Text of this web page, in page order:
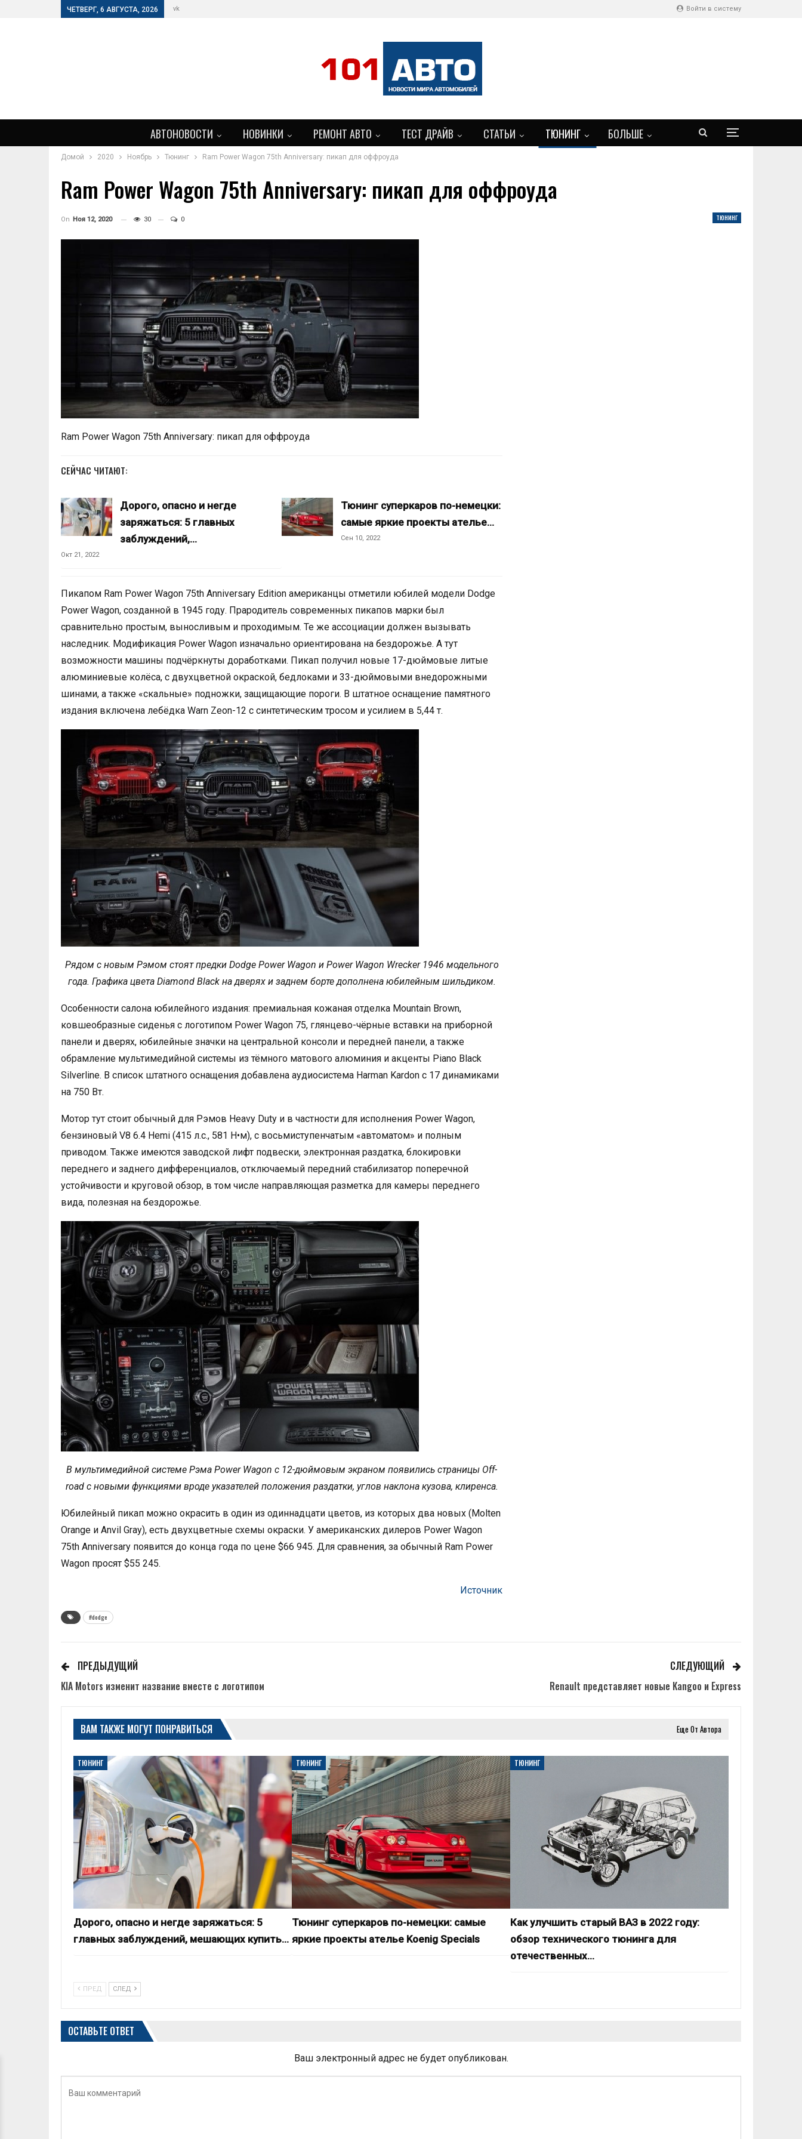
Войти в систему
ЧЕТВЕРГ, 6 АВГУСТА, 2026 vk
АВТОНОВОСТИ НОВИНКИ РЕМОНТ АВТО ТЕСТ ДРАЙВ СТАТЬИ ТЮНИНГ БОЛЬШЕ
Домой 2020 Ноябрь Тюнинг Ram Power Wagon 75th Anniversary: пикап для оффроуда
Ram Power Wagon 75th Anniversary: пикап для оффроуда
ТЮНИНГ
On Ноя 12, 2020 30 0
Ram Power Wagon 75th Anniversary: пикап для оффроуда
СЕЙЧАС ЧИТАЮТ:
Дорого, опасно и негде
заряжаться: 5 главных
заблуждений,…
Окт 21, 2022
Тюнинг суперкаров по-немецки:
самые яркие проекты ателье…
Сен 10, 2022
Пикапом Ram Power Wagon 75th Anniversary Edition американцы отметили юбилей модели Dodge
Power Wagon, созданной в 1945 году. Прародитель современных пикапов марки был
сравнительно простым, выносливым и проходимым. Те же ассоциации должен вызывать
наследник. Модификация Power Wagon изначально ориентирована на бездорожье. А тут
возможности машины подчёркнуты доработками. Пикап получил новые 17-дюймовые литые
алюминиевые колёса, с двухцветной окраской, бедлоками и 33-дюймовыми внедорожными
шинами, а также «скальные» подножки, защищающие пороги. В штатное оснащение памятного
издания включена лебёдка Warn Zeon-12 с синтетическим тросом и усилием в 5,44 т.
Рядом с новым Рэмом стоят предки Dodge Power Wagon и Power Wagon Wrecker 1946 модельного
года. Графика цвета Diamond Black на дверях и заднем борте дополнена юбилейным шильдиком.
Особенности салона юбилейного издания: премиальная кожаная отделка Mountain Brown,
ковшеобразные сиденья с логотипом Power Wagon 75, глянцево-чёрные вставки на приборной
панели и дверях, юбилейные значки на центральной консоли и передней панели, а также
обрамление мультимедийной системы из тёмного матового алюминия и акценты Piano Black
Silverline. В список штатного оснащения добавлена аудиосистема Harman Kardon с 17 динамиками
на 750 Вт.
Мотор тут стоит обычный для Рэмов Heavy Duty и в частности для исполнения Power Wagon,
бензиновый V8 6.4 Hemi (415 л.с., 581 Н•м), с восьмиступенчатым «автоматом» и полным
приводом. Также имеются заводской лифт подвески, электронная раздатка, блокировки
переднего и заднего дифференциалов, отключаемый передний стабилизатор поперечной
устойчивости и круговой обзор, в том числе направляющая разметка для камеры переднего
вида, полезная на бездорожье.
В мультимедийной системе Рэма Power Wagon с 12-дюймовым экраном появились страницы Off-
road с новыми функциями вроде указателей положения раздатки, углов наклона кузова, клиренса.
Юбилейный пикап можно окрасить в один из одиннадцати цветов, из которых два новых (Molten
Orange и Anvil Gray), есть двухцветные схемы окраски. У американских дилеров Power Wagon
75th Anniversary появится до конца года по цене $66 945. Для сравнения, за обычный Ram Power
Wagon просят $55 245.
Источник
#dodge
ПРЕДЫДУЩИЙ
KIA Motors изменит название вместе с логотипом
СЛЕДУЮЩИЙ
Renault представляет новые Kangoo и Express
ВАМ ТАКЖЕ МОГУТ ПОНРАВИТЬСЯ Еще От Автора
ТЮНИНГ
Дорого, опасно и негде заряжаться: 5
главных заблуждений, мешающих купить…
ТЮНИНГ
Тюнинг суперкаров по-немецки: самые
яркие проекты ателье Koenig Specials
ТЮНИНГ
Как улучшить старый ВАЗ в 2022 году:
обзор технического тюнинга для
отечественных…
ПРЕД СЛЕД
ОСТАВЬТЕ ОТВЕТ
Ваш электронный адрес не будет опубликован.